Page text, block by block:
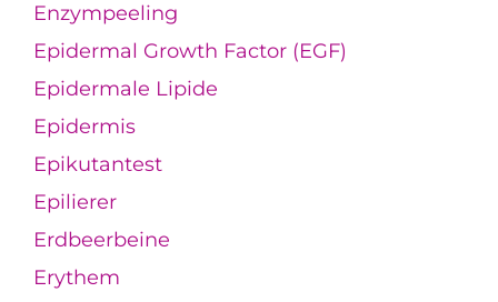
Enzympeeling
Epidermal Growth Factor (EGF)
Epidermale Lipide
Epidermis
Epikutantest
Epilierer
Erdbeerbeine
Erythem